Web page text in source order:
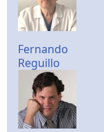
Fernando
Reguillo